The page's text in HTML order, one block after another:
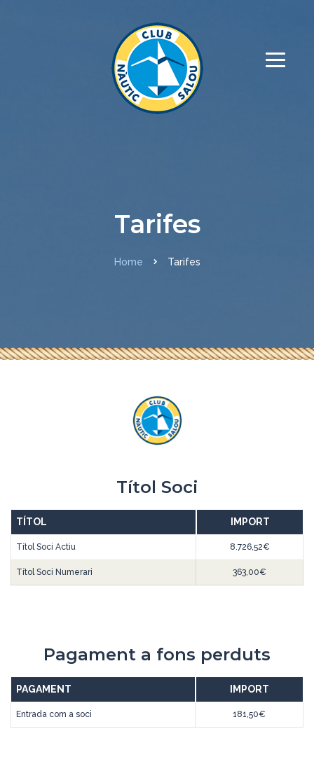
Tarifes
Home Tarifes
Títol Soci
TÍTOL IMPORT
Títol Soci Actiu 8.726,52€
Títol Soci Numerari 363,00€
Pagament a fons perduts
PAGAMENT IMPORT
Entrada com a soci 181,50€